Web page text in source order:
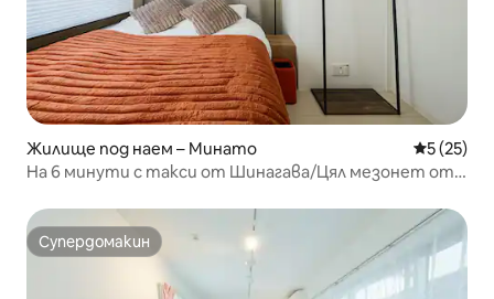
Жилище под наем – Минато Средна
5 (25)
На 6 минути с такси от Шинагава/Цял мезонет от
Ропонги
Супердомакин
Супердомакин